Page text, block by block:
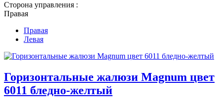
Сторона управления :
Правая
Правая
Левая
Горизонтальные жалюзи Magnum цвет
6011 бледно-желтый